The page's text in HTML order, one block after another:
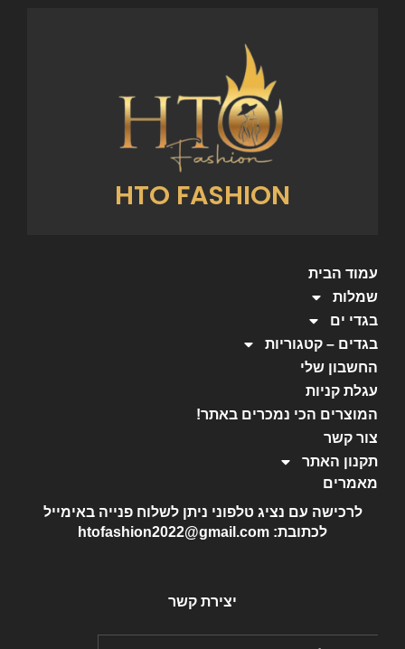
HTO FASHION
עמוד הבית
שמלות
בגדי ים
בגדים – קטגוריות
החשבון שלי
עגלת קניות
המוצרים הכי נמכרים באתר!
צור קשר
תקנון האתר
מאמרים
לרכישה עם נציג טלפוני ניתן לשלוח פנייה באימייל
לכתובת: htofashion2022@gmail.com
יצירת קשר